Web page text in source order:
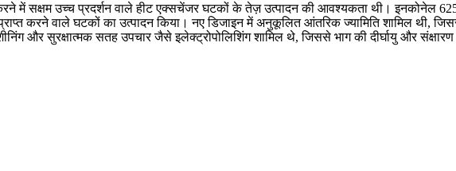
में सक्षम उच्च प्रदर्शन वाले हीट एक्सचेंजर घटकों के तेज़ उत्पादन की आवश्यकता थी। इनकोनेल
करने वाले घटकों का उत्पादन किया। नए डिजाइन में अनुकूलित आंतरिक ज्यामिति शामिल थी,
और सुरक्षात्मकसतह उपचारजैसेइलेक्ट्रोपोलिशिंगशामिल थे, जिससे भाग की दीर्घायु और संक्षारण